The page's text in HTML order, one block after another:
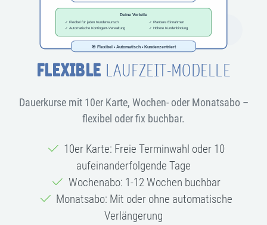
FLEXIBLE LAUFZEIT-MODELLE
Dauerkurse mit 10er Karte, Wochen- oder Monatsabo –
flexibel oder fix buchbar.
10er Karte: Freie Terminwahl oder 10
aufeinanderfolgende Tage
Wochenabo: 1-12 Wochen buchbar
Monatsabo: Mit oder ohne automatische
Verlängerung